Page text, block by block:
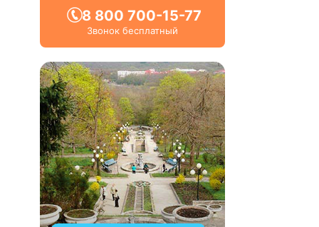
8 800 700-15-77
Звонок бесплатный